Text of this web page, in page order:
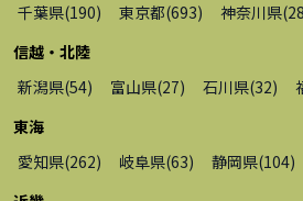
千葉県(190) 東京都(693) 神奈川県(
信越・北陸
新潟県(54) 富山県(27) 石川県(32)
東海
愛知県(262) 岐阜県(63) 静岡県(104)